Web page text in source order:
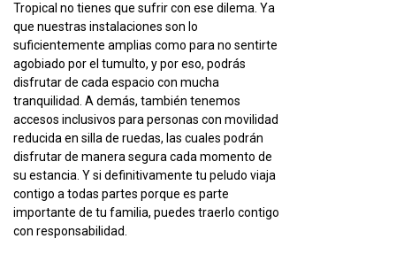
Tropical no tienes que sufrir con ese dilema. Ya
que nuestras instalaciones son lo
suficientemente amplias como para no sentirte
agobiado por el tumulto, y por eso, podrás
disfrutar de cada espacio con mucha
tranquilidad. A demás, también tenemos
accesos inclusivos para personas con movilidad
reducida en silla de ruedas, las cuales podrán
disfrutar de manera segura cada momento de
su estancia. Y si definitivamente tu peludo viaja
contigo a todas partes porque es parte
importante de tu familia, puedes traerlo contigo
con responsabilidad.